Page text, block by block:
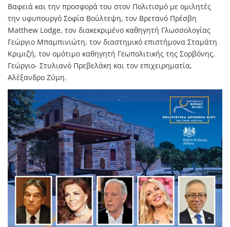
Βαφειά και την προσφορά του στον Πολιτισμό με ομιλητές
την υφυπουργό Σοφία Βούλτεψη, τον Βρετανό Πρέσβη
Matthew Lodge, τον διακεκριμένο καθηγητή Γλωσσολογίας
Γεώργιο Μπαμπινιώτη, τον διαστημικό επιστήμονα Σταμάτη
Κριμιζή, τον ομότιμο καθηγητή Γεωπολιτικής της Σορβόνης,
Γεώργιο- Στυλιανό Πρεβελάκη και τον επιχειρηματία,
Αλέξανδρο Ζύμη.